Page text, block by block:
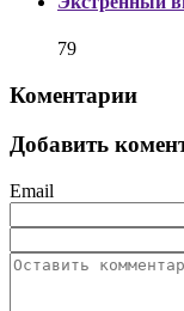
79
Коментарии
Добавить
Email